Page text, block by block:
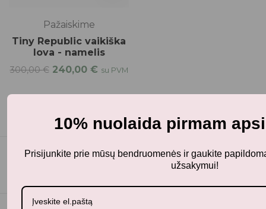
Pažaiskime
Tiny Republic vaikiška
lova - namelis
300,00€ 240,00 € su PVM
10% nuolaida pirmam
Prisijunkite prie mūsų bendruomenės ir gaukite
užsakymui!